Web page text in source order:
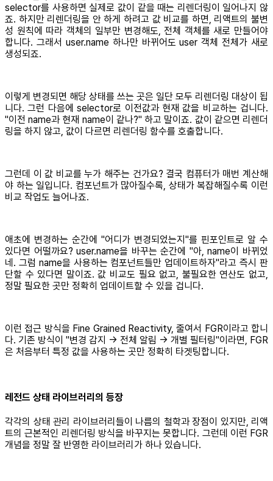
selector를 사용하면 실제로 값이 같을 때는 리렌더링이 일어나지 않
죠. 하지만 리렌더링을 안 하게 하려고 값 비교를 하면, 리액트의 불변
성 원칙에 따라 객체의 일부만 변경해도, 전체 객체를 새로 만들어야
합니다. 그래서 user.name 하나만 바뀌어도 user 객체 전체가 새로
생성되죠.
이렇게 변경되면 해당 상태를 쓰는 곳은 일단 모두 리렌더링 대상이 됩
니다. 그런 다음에 selector로 이전값과 현재 값을 비교하는 겁니다.
"이전 name과 현재 name이 같나?" 하고 말이죠. 값이 같으면 리렌더
링을 하지 않고, 값이 다르면 리렌더링 함수를 호출합니다.
그런데 이 값 비교를 누가 해주는 건가요? 결국 컴퓨터가 매번 계산해
야 하는 일입니다. 컴포넌트가 많아질수록, 상태가 복잡해질수록 이런
비교 작업도 늘어나죠.
애초에 변경하는 순간에 "어디가 변경되었는지"를 핀포인트로 알 수
있다면 어떨까요? user.name을 바꾸는 순간에 "아, name이 바뀌었
네. 그럼 name을 사용하는 컴포넌트들만 업데이트하자"라고 즉시 판
단할 수 있다면 말이죠. 값 비교도 필요 없고, 불필요한 연산도 없고,
정말 필요한 곳만 정확히 업데이트할 수 있을 겁니다.
이런 접근 방식을 Fine Grained Reactivity, 줄여서 FGR이라고 합니
다. 기존 방식이 "변경 감지 → 전체 알림 → 개별 필터링"이라면, FGR
은 처음부터 특정 값을 사용하는 곳만 정확히 타겟팅합니다.
레전드 상태 라이브러리의 등장
각각의 상태 관리 라이브러리들이 나름의 철학과 장점이 있지만, 리액
트의 근본적인 리렌더링 방식을 바꾸지는 못합니다. 그런데 이런 FGR
개념을 정말 잘 반영한 라이브러리가 하나 있습니다.